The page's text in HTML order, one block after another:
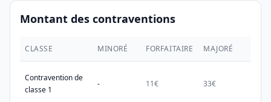
Montant des contraventions
CLASSE MINORÉ FORFAITAIRE MAJORÉ
Contravention de
classe 1
- 11€ 33€